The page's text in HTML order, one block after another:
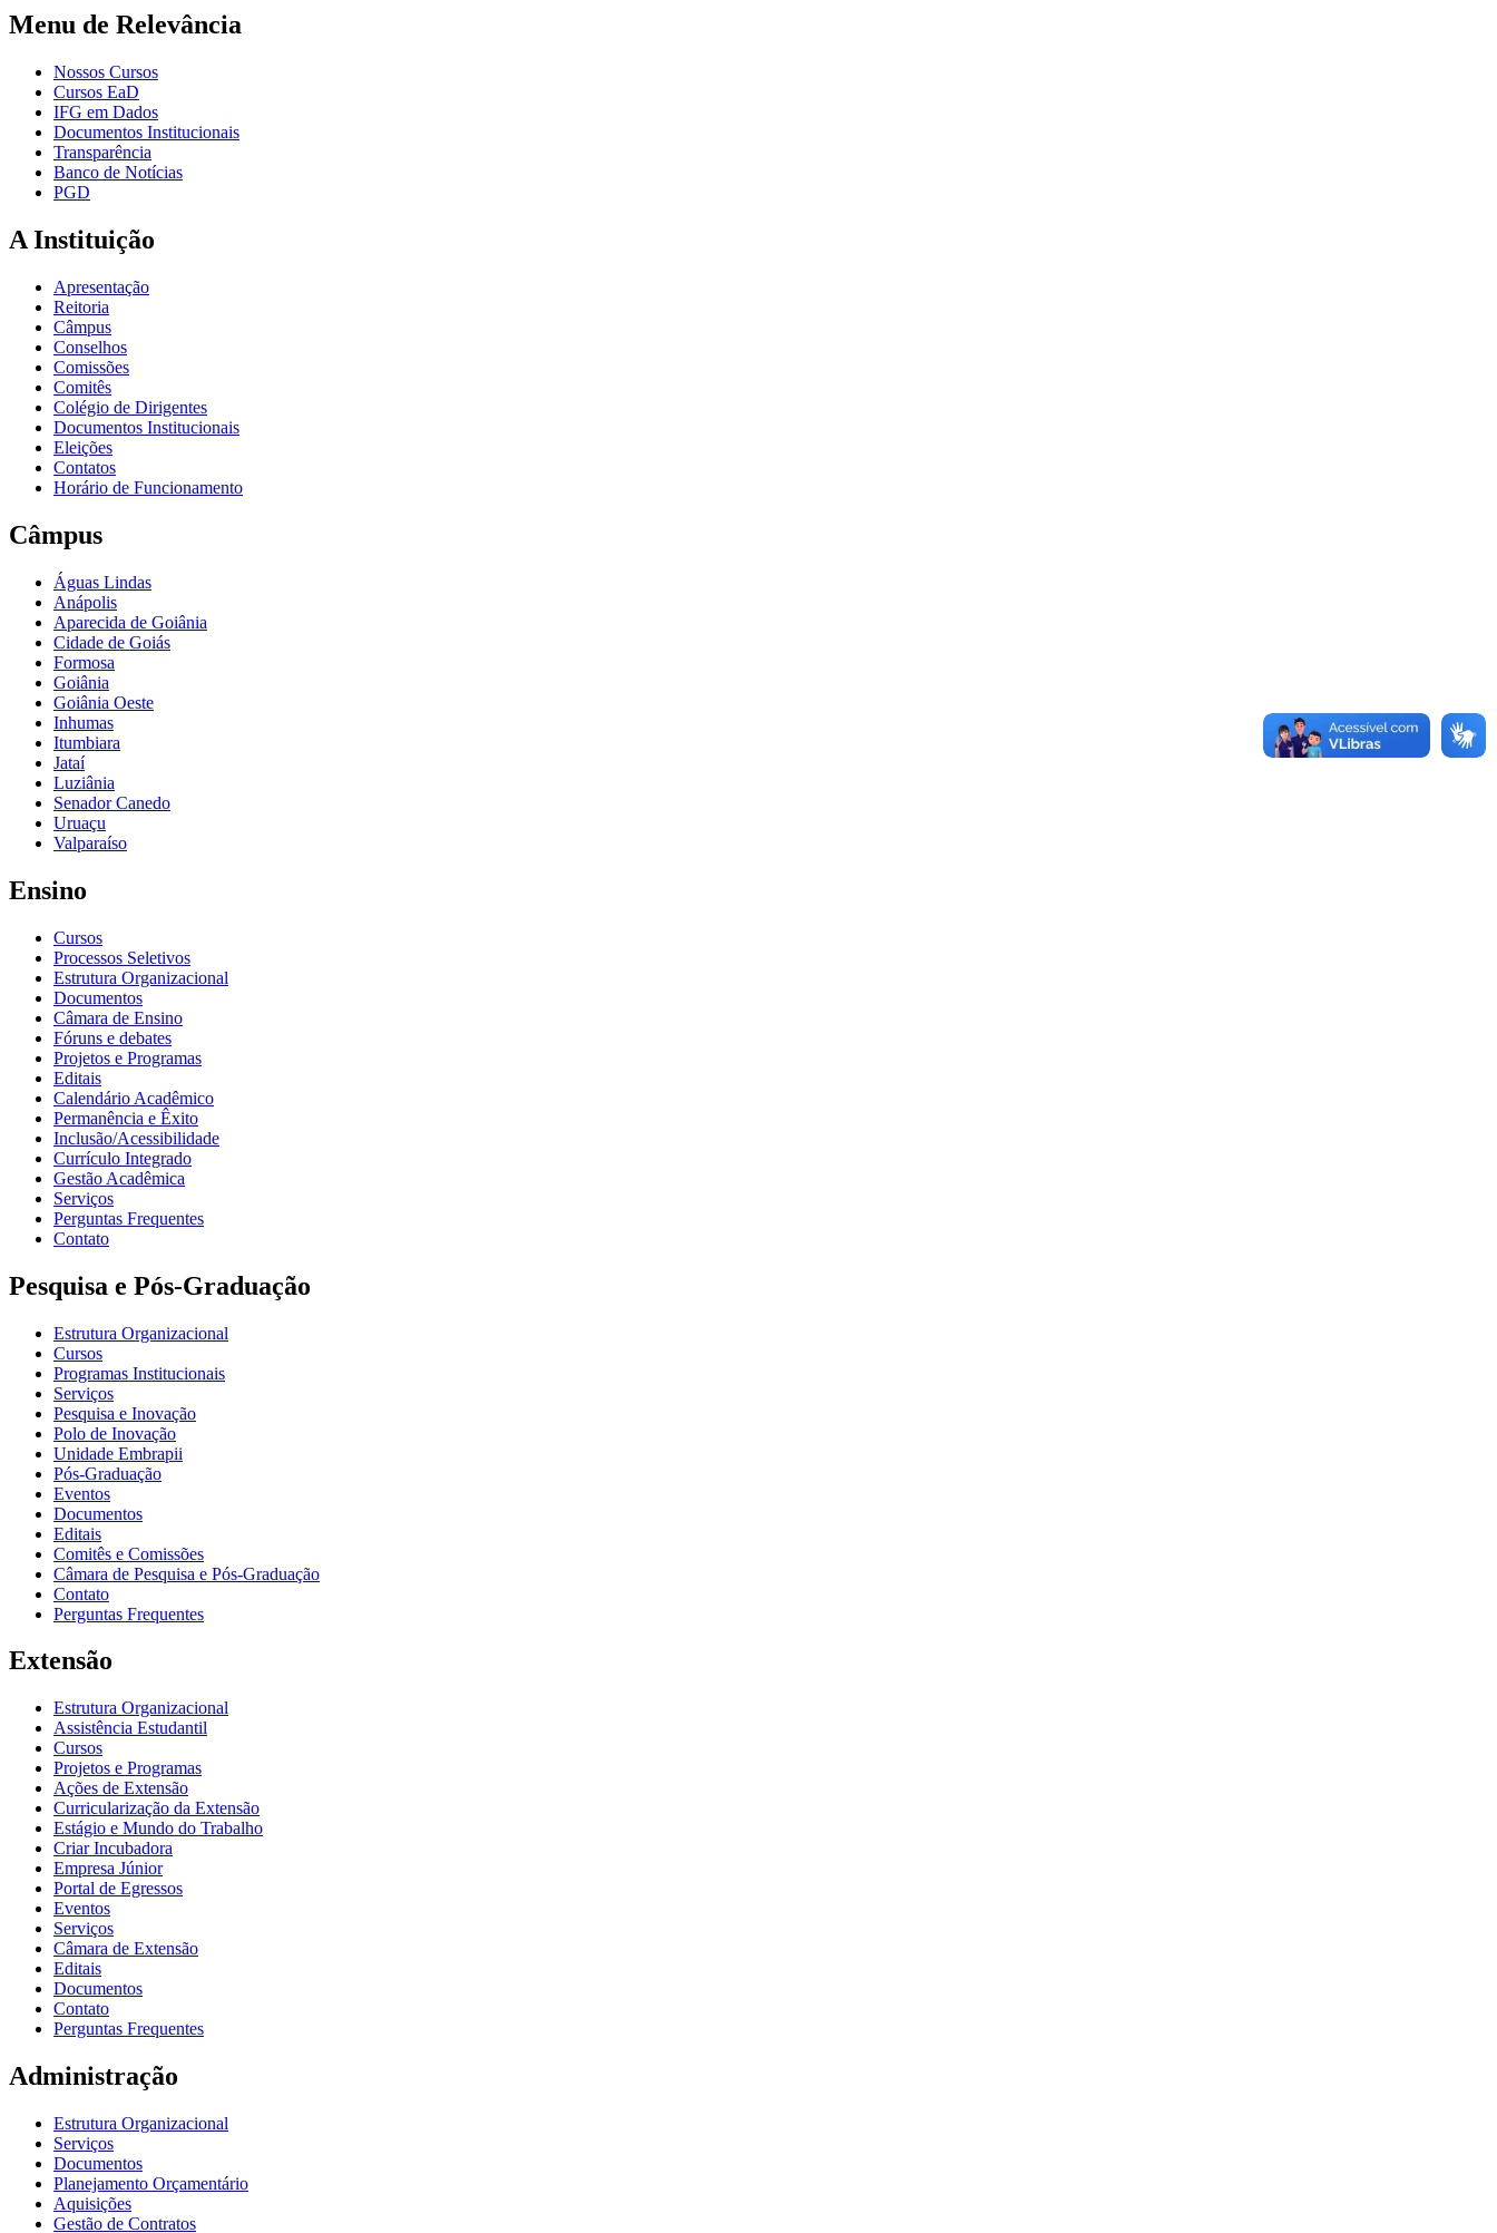
Menu de Relevância
Nossos Cursos
Cursos EaD
IFG em Dados
Documentos Institucionais
Transparência
Banco de Notícias
PGD
A Instituição
Apresentação
Reitoria
Câmpus
Conselhos
Comissões
Comitês
Colégio de Dirigentes
Documentos Institucionais
Eleições
Contatos
Horário de Funcionamento
Câmpus
Águas Lindas
Anápolis
Aparecida de Goiânia
Cidade de Goiás
Formosa
Goiânia
Goiânia Oeste
Inhumas
Itumbiara
Jataí
Luziânia
Senador Canedo
Uruaçu
Valparaíso
Ensino
Cursos
Processos Seletivos
Estrutura Organizacional
Documentos
Câmara de Ensino
Fóruns e debates
Projetos e Programas
Editais
Calendário Acadêmico
Permanência e Êxito
Inclusão/Acessibilidade
Currículo Integrado
Gestão Acadêmica
Serviços
Perguntas Frequentes
Contato
Pesquisa e Pós-Graduação
Estrutura Organizacional
Cursos
Programas Institucionais
Serviços
Pesquisa e Inovação
Polo de Inovação
Unidade Embrapii
Pós-Graduação
Eventos
Documentos
Editais
Comitês e Comissões
Câmara de Pesquisa e Pós-Graduação
Contato
Perguntas Frequentes
Extensão
Estrutura Organizacional
Assistência Estudantil
Cursos
Projetos e Programas
Ações de Extensão
Curricularização da Extensão
Estágio e Mundo do Trabalho
Criar Incubadora
Empresa Júnior
Portal de Egressos
Eventos
Serviços
Câmara de Extensão
Editais
Documentos
Contato
Perguntas Frequentes
Administração
Estrutura Organizacional
Serviços
Documentos
Planejamento Orçamentário
Aquisições
Gestão de Contratos